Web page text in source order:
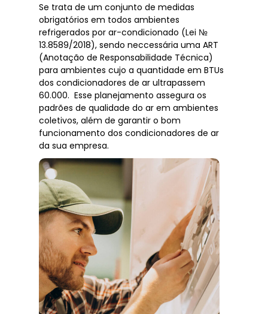
Se trata de um conjunto de medidas
obrigatórios em todos ambientes
refrigerados por ar-condicionado (Lei №
13.8589/2018), sendo neccessária uma ART
(Anotação de Responsabilidade Técnica)
para ambientes cujo a quantidade em BTUs
dos condicionadores de ar ultrapassem
60.000. Esse planejamento assegura os
padrões de qualidade do ar em ambientes
coletivos, além de garantir o bom
funcionamento dos condicionadores de ar
da sua empresa.